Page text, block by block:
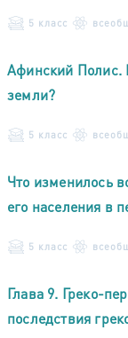
5 класс
Афинский Полис.
земли?
5 класс
Что изменилось
его населения в
5 класс
Глава 9. Греко-
последствия